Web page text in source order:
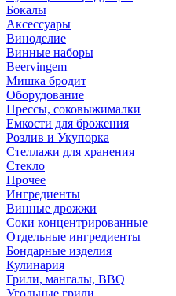
Бокалы
Аксессуары
Виноделие
Винные наборы
Beervingem
Мишка бродит
Оборудование
Прессы, соковыжималки
Емкости для брожения
Розлив и Укупорка
Стеллажи для хранения
Стекло
Прочее
Ингредиенты
Винные дрожжи
Соки концентрированные
Отдельные ингредиенты
Бондарные изделия
Кулинария
Грили, мангалы, BBQ
Угольные грили